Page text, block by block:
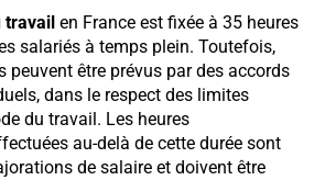
en France est fixée à 35 heures
salariés à temps plein. Toutefois,
peuvent être prévus par des accords
dans le respect des limites
du travail. Les heures
au-delà de cette durée sont
de salaire et doivent être